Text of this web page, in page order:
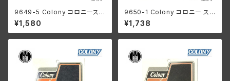
9649-5 Colony コロニースピ
ードメーター ケーブル クランプ
ハーレーダビッドソン 1938-48
年 74 80 モデル サイドバルブ
¥1,580
9650-1 Colony コロニー スピ
ードメーター ケーブルクランプ
パーカー ハーレー 1952-1956
年 O.H.V ビッグツイン パンヘッ
ブ
¥1,738